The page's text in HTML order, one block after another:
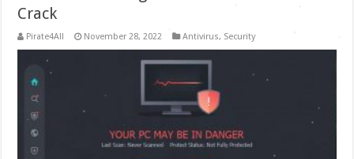
Crack
Pirate4All November 28, 2022 Antivirus, Security